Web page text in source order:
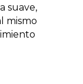
suave,
mismo